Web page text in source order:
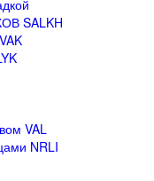
SALKH
VAL
NRLI